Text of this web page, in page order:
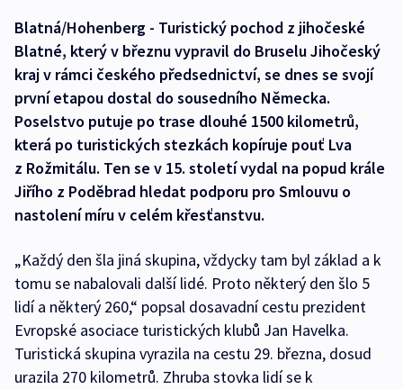
Blatná/Hohenberg - Turistický pochod z jihočeské
Blatné, který v březnu vypravil do Bruselu Jihočeský
kraj v rámci českého předsednictví, se dnes se svojí
první etapou dostal do sousedního Německa.
Poselstvo putuje po trase dlouhé 1500 kilometrů,
která po turistických stezkách kopíruje pouť Lva
z Rožmitálu. Ten se v 15. století vydal na popud krále
Jiřího z Poděbrad hledat podporu pro Smlouvu o
nastolení míru v celém křesťanstvu.
„Každý den šla jiná skupina, vždycky tam byl základ a k
tomu se nabalovali další lidé. Proto některý den šlo 5
lidí a některý 260,“ popsal dosavadní cestu prezident
Evropské asociace turistických klubů Jan Havelka.
Turistická skupina vyrazila na cestu 29. března, dosud
urazila 270 kilometrů. Zhruba stovka lidí se k